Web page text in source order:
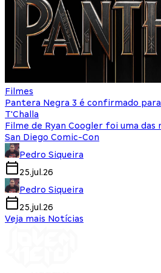
Filmes
Pantera Negra 3 é confirmado
T'Challa
Filme de Ryan Coogler foi uma das
San Diego Comic-Con
Pedro Siqueira
25.jul.26
Pedro Siqueira
25.jul.26
Veja mais Notícias